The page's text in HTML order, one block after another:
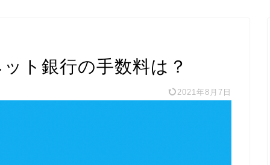
ト銀行の手数料は？
2021年8月7日